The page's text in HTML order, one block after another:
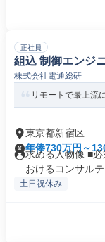
正社員
組込 制御エンジ
株式会社電通総研
リモートで最上流
東京都新宿区
年俸730万円～
求める人物像 ■
おけるコンサルテ
土日祝休み